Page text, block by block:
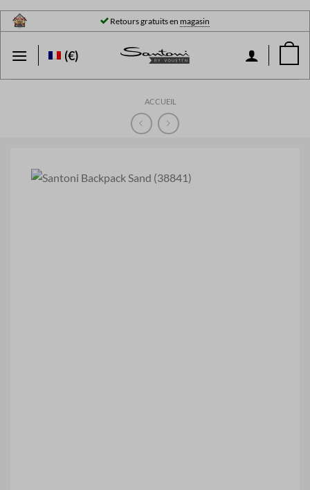
Passer
contenu
Retours gratuits en magasin
(€)
ACCUEIL